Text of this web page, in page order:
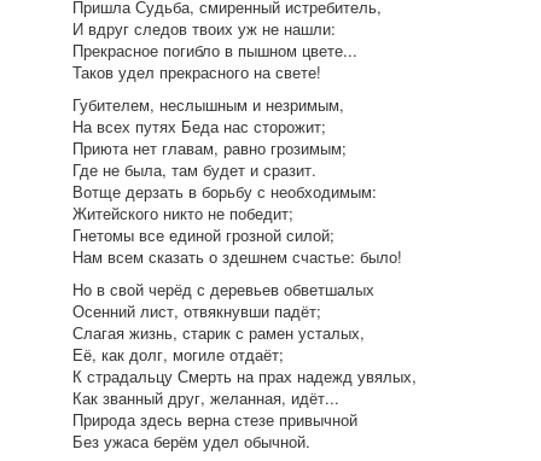
Пришла Судьба, смиренный истребитель,
И вдруг следов твоих уж не нашли:
Прекрасное погибло в пышном цвете...
Таков удел прекрасного на свете!
Губителем, неслышным и незримым,
На всех путях Беда нас сторожит;
Приюта нет главам, равно грозимым;
Где не была, там будет и сразит.
Вотще дерзать в борьбу с необходимым:
Житейского никто не победит;
Гнетомы все единой грозной силой;
Нам всем сказать о здешнем счастье: было!
Но в свой черёд с деревьев обветшалых
Осенний лист, отвякнувши падёт;
Слагая жизнь, старик с рамен усталых,
Её, как долг, могиле отдаёт;
К страдальцу Смерть на прах надежд увялых,
Как званный друг, желанная, идёт...
Природа здесь верна стезе привычной
Без ужаса берём удел обычной.